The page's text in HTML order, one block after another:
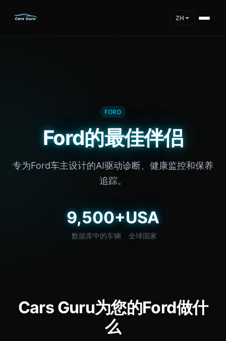
ZH
FORD
Ford的最佳伴侣
专为Ford车主设计的AI驱动诊断、健康监控和保养
追踪。
9,500+
数据库中的车辆
USA
全球国家
Cars Guru为您的Ford做什
么